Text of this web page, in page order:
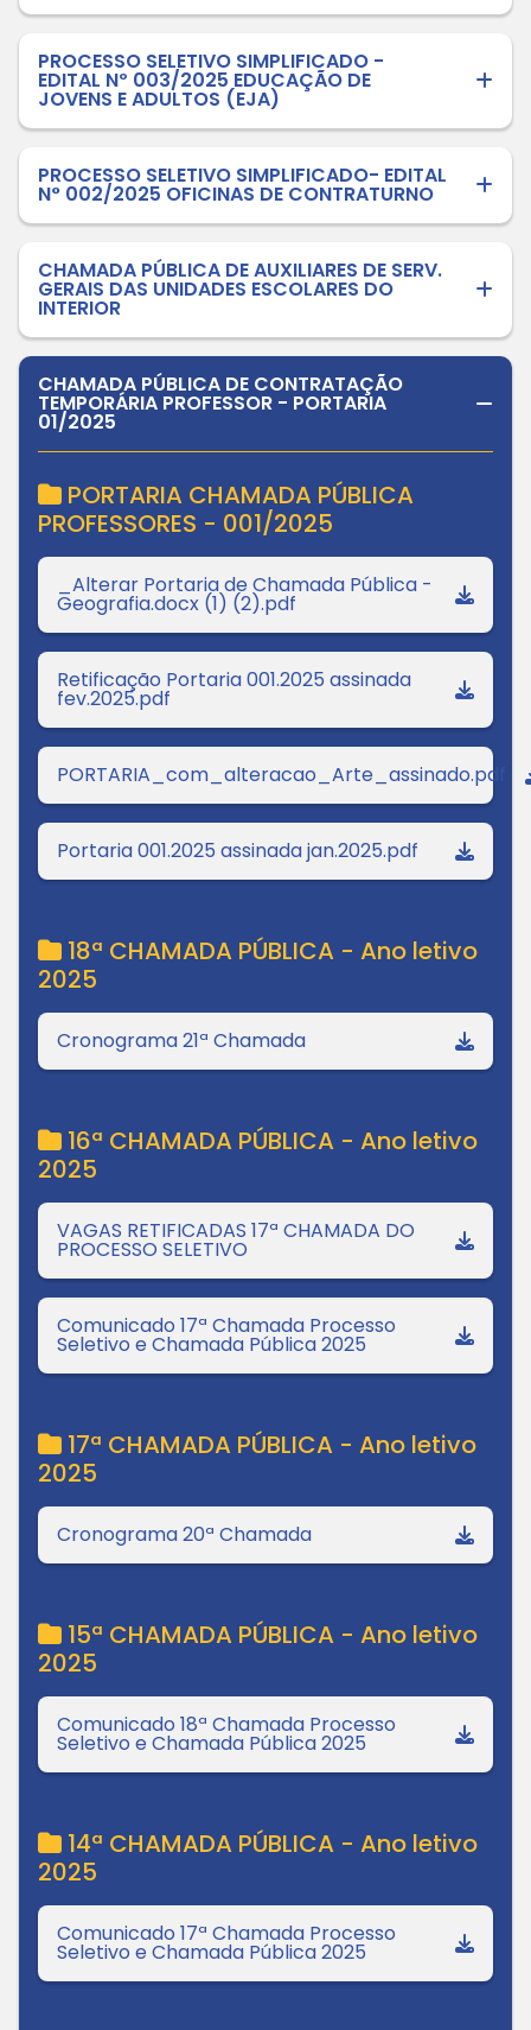
PROCESSO SELETIVO SIMPLIFICADO -
EDITAL Nº 003/2025 EDUCAÇÃO DE
JOVENS E ADULTOS (EJA)
PROCESSO SELETIVO SIMPLIFICADO- EDITAL
N° 002/2025 OFICINAS DE CONTRATURNO
CHAMADA PÚBLICA DE AUXILIARES DE SERV.
GERAIS DAS UNIDADES ESCOLARES DO
INTERIOR
CHAMADA PÚBLICA DE CONTRATAÇÃO
TEMPORÁRIA PROFESSOR - PORTARIA
01/2025
PORTARIA CHAMADA PÚBLICA
PROFESSORES - 001/2025
_Alterar Portaria de Chamada Pública -
Geografia.docx (1) (2).pdf
Retificação Portaria 001.2025 assinada
fev.2025.pdf
PORTARIA_com_alteracao_Arte_assinado.pdf
Portaria 001.2025 assinada jan.2025.pdf
18ª CHAMADA PÚBLICA - Ano letivo
2025
Cronograma 21ª Chamada
16ª CHAMADA PÚBLICA - Ano letivo
2025
VAGAS RETIFICADAS 17ª CHAMADA DO
PROCESSO SELETIVO
Comunicado 17ª Chamada Processo
Seletivo e Chamada Pública 2025
17ª CHAMADA PÚBLICA - Ano letivo
2025
Cronograma 20ª Chamada
15ª CHAMADA PÚBLICA - Ano letivo
2025
Comunicado 18ª Chamada Processo
Seletivo e Chamada Pública 2025
14ª CHAMADA PÚBLICA - Ano letivo
2025
Comunicado 17ª Chamada Processo
Seletivo e Chamada Pública 2025